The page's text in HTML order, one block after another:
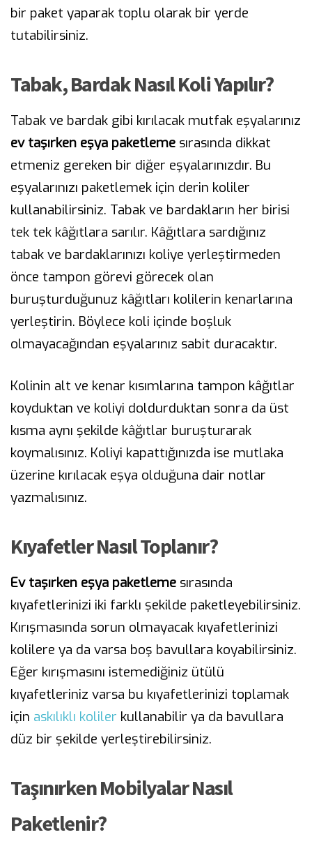
bir paket yaparak toplu olarak bir yerde
tutabilirsiniz.
Tabak, Bardak Nasıl Koli Yapılır?
Tabak ve bardak gibi kırılacak mutfak eşyalarınız
ev taşırken eşya paketleme sırasında dikkat
etmeniz gereken bir diğer eşyalarınızdır. Bu
eşyalarınızı paketlemek için derin koliler
kullanabilirsiniz. Tabak ve bardakların her birisi
tek tek kâğıtlara sarılır. Kâğıtlara sardığınız
tabak ve bardaklarınızı koliye yerleştirmeden
önce tampon görevi görecek olan
buruşturduğunuz kâğıtları kolilerin kenarlarına
yerleştirin. Böylece koli içinde boşluk
olmayacağından eşyalarınız sabit duracaktır.
Kolinin alt ve kenar kısımlarına tampon kâğıtlar
koyduktan ve koliyi doldurduktan sonra da üst
kısma aynı şekilde kâğıtlar buruşturarak
koymalısınız. Koliyi kapattığınızda ise mutlaka
üzerine kırılacak eşya olduğuna dair notlar
yazmalısınız.
Kıyafetler Nasıl Toplanır?
Ev taşırken eşya paketleme sırasında
kıyafetlerinizi iki farklı şekilde paketleyebilirsiniz.
Kırışmasında sorun olmayacak kıyafetlerinizi
kolilere ya da varsa boş bavullara koyabilirsiniz.
Eğer kırışmasını istemediğiniz ütülü
kıyafetleriniz varsa bu kıyafetlerinizi toplamak
için askılıklı koliler kullanabilir ya da bavullara
düz bir şekilde yerleştirebilirsiniz.
Taşınırken Mobilyalar Nasıl
Paketlenir?